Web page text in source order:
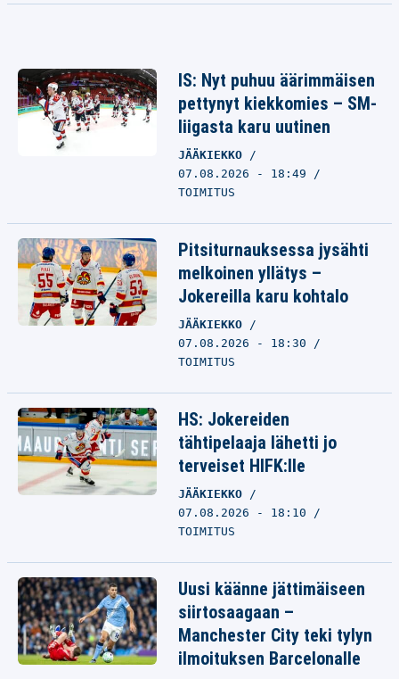
IS: Nyt puhuu äärimmäisen
pettynyt kiekkomies – SM-
liigasta karu uutinen
JÄÄKIEKKO
07.08.2026 - 18:49
TOIMITUS
Pitsiturnauksessa jysähti
melkoinen yllätys –
Jokereilla karu kohtalo
JÄÄKIEKKO
07.08.2026 - 18:30
TOIMITUS
HS: Jokereiden
tähtipelaaja lähetti jo
terveiset HIFK:lle
JÄÄKIEKKO
07.08.2026 - 18:10
TOIMITUS
Uusi käänne jättimäiseen
siirtosaagaan –
Manchester City teki tylyn
ilmoituksen Barcelonalle